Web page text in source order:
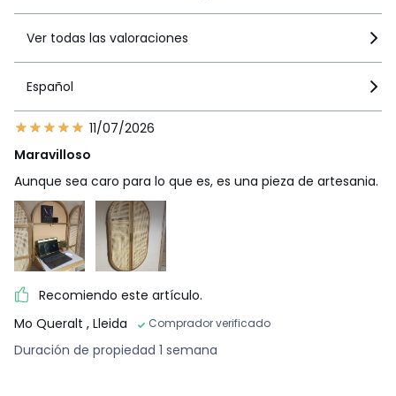
Ver todas las valoraciones
Español
11/07/2026
Maravilloso
Aunque sea caro para lo que es, es una pieza de artesania.
Recomiendo este artículo.
Mo Queralt , Lleida Comprador verificado
Duración de propiedad 1 semana